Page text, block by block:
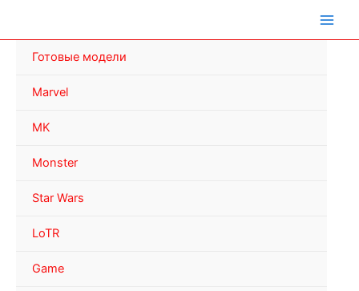
Готовые модели
Marvel
MK
Monster
Star Wars
LoTR
Game